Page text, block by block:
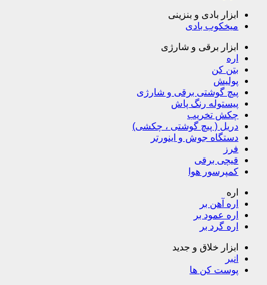
ابزار بادی و بنزینی
میخکوب بادی
ابزار برقی و شارژی
اره
بتن کن
پولیش
پیچ گوشتی برقی و شارژی
پیستوله رنگ پاش
چکش تخریب
دریل ( پیچ گوشتی ، چکشی)
دستگاه جوش و اینورتر
فرز
قیچی برقی
کمپرسور هوا
اره
اره آهن بر
اره عمود بر
اره گرد بر
ابزار خلاق و جدید
انبر
پوست کن ها